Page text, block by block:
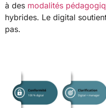
à des modalités
hybrides. Le digital
pas.